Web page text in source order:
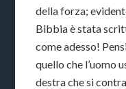
della forza;
Bibbia è stata
come adesso!
quello che l’uomo
destra che si